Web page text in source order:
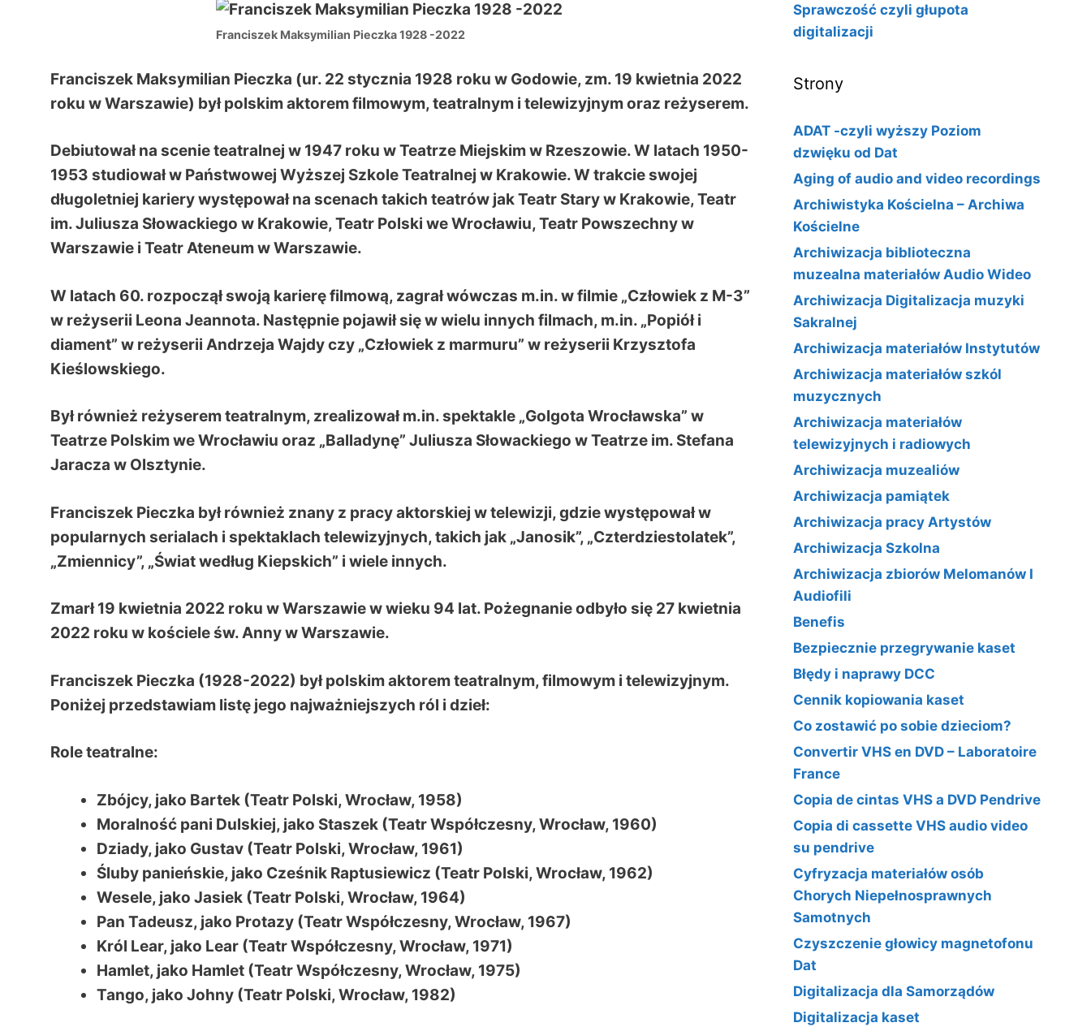
Franciszek Maksymilian Pieczka 1928 -2022
Franciszek Maksymilian Pieczka (ur. 22 stycznia 1928 roku w Godowie, zm. 19 kwietnia 2022
roku w Warszawie) był polskim aktorem filmowym, teatralnym i telewizyjnym oraz reżyserem.
Debiutował na scenie teatralnej w 1947 roku w Teatrze Miejskim w Rzeszowie. W latach 1950-
1953 studiował w Państwowej Wyższej Szkole Teatralnej w Krakowie. W trakcie swojej
długoletniej kariery występował na scenach takich teatrów jak Teatr Stary w Krakowie, Teatr
im. Juliusza Słowackiego w Krakowie, Teatr Polski we Wrocławiu, Teatr Powszechny w
Warszawie i Teatr Ateneum w Warszawie.
W latach 60. rozpoczął swoją karierę filmową, zagrał wówczas m.in. w filmie „Człowiek z M-3”
w reżyserii Leona Jeannota. Następnie pojawił się w wielu innych filmach, m.in. „Popiół i
diament” w reżyserii Andrzeja Wajdy czy „Człowiek z marmuru” w reżyserii Krzysztofa
Kieślowskiego.
Był również reżyserem teatralnym, zrealizował m.in. spektakle „Golgota Wrocławska” w
Teatrze Polskim we Wrocławiu oraz „Balladynę” Juliusza Słowackiego w Teatrze im. Stefana
Jaracza w Olsztynie.
Franciszek Pieczka był również znany z pracy aktorskiej w telewizji, gdzie występował w
popularnych serialach i spektaklach telewizyjnych, takich jak „Janosik”, „Czterdziestolatek”,
„Zmiennicy”, „Świat według Kiepskich” i wiele innych.
Zmarł 19 kwietnia 2022 roku w Warszawie w wieku 94 lat. Pożegnanie odbyło się 27 kwietnia
2022 roku w kościele św. Anny w Warszawie.
Franciszek Pieczka (1928-2022) był polskim aktorem teatralnym, filmowym i telewizyjnym.
Poniżej przedstawiam listę jego najważniejszych ról i dzieł:
Role teatralne:
Zbójcy, jako Bartek (Teatr Polski, Wrocław, 1958)
Moralność pani Dulskiej, jako Staszek (Teatr Współczesny, Wrocław, 1960)
Dziady, jako Gustav (Teatr Polski, Wrocław, 1961)
Śluby panieńskie, jako Cześnik Raptusiewicz (Teatr Polski, Wrocław, 1962)
Wesele, jako Jasiek (Teatr Polski, Wrocław, 1964)
Pan Tadeusz, jako Protazy (Teatr Współczesny, Wrocław, 1967)
Król Lear, jako Lear (Teatr Współczesny, Wrocław, 1971)
Hamlet, jako Hamlet (Teatr Współczesny, Wrocław, 1975)
Tango, jako Johny (Teatr Polski, Wrocław, 1982)
Sprawczość czyli głupota
digitalizacji
Strony
ADAT -czyli wyższy Poziom
dzwięku od Dat
Aging of audio and video recordings
Archiwistyka Kościelna – Archiwa
Kościelne
Archiwizacja biblioteczna
muzealna materiałów Audio Wideo
Archiwizacja Digitalizacja muzyki
Sakralnej
Archiwizacja materiałów Instytutów
Archiwizacja materiałów szkól
muzycznych
Archiwizacja materiałów
telewizyjnych i radiowych
Archiwizacja muzealiów
Archiwizacja pamiątek
Archiwizacja pracy Artystów
Archiwizacja Szkolna
Archiwizacja zbiorów Melomanów I
Audiofili
Benefis
Bezpiecznie przegrywanie kaset
Błędy i naprawy DCC
Cennik kopiowania kaset
Co zostawić po sobie dzieciom?
Convertir VHS en DVD – Laboratoire
France
Copia de cintas VHS a DVD Pendrive
Copia di cassette VHS audio video
su pendrive
Cyfryzacja materiałów osób
Chorych Niepełnosprawnych
Samotnych
Czyszczenie głowicy magnetofonu
Dat
Digitalizacja dla Samorządów
Digitalizacja kaset